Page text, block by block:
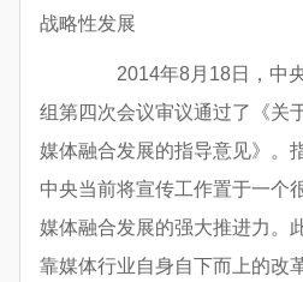
战略性发展
2014年8月18日，中央
组第四次会议审议通过了《关
媒体融合发展的指导意见》。
中央当前将宣传工作置于一个
媒体融合发展的强大推进力。
靠媒体行业自身自下而上的改